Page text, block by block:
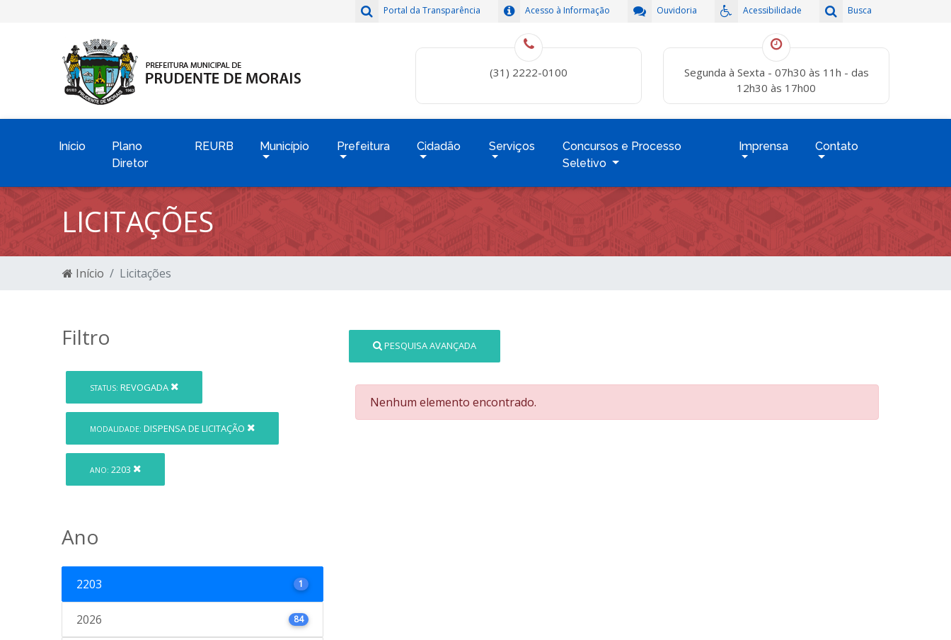
Busca
Acessibilidade
Ouvidoria
Acesso à Informação
Portal da Transparência
(31) 2222-0100
Segunda à Sexta - 07h30 às 11h - das
12h30 às 17h00
Início
Plano
Diretor
REURB Município Prefeitura Cidadão Serviços
Concursos e Processo
Seletivo
Imprensa Contato
LICITAÇÕES
Início Licitações
Filtro
STATUS: REVOGADA
MODALIDADE: DISPENSA DE LICITAÇÃO
ANO: 2203
Ano
2203 1
2026 84
PESQUISA AVANÇADA
Nenhum elemento encontrado.